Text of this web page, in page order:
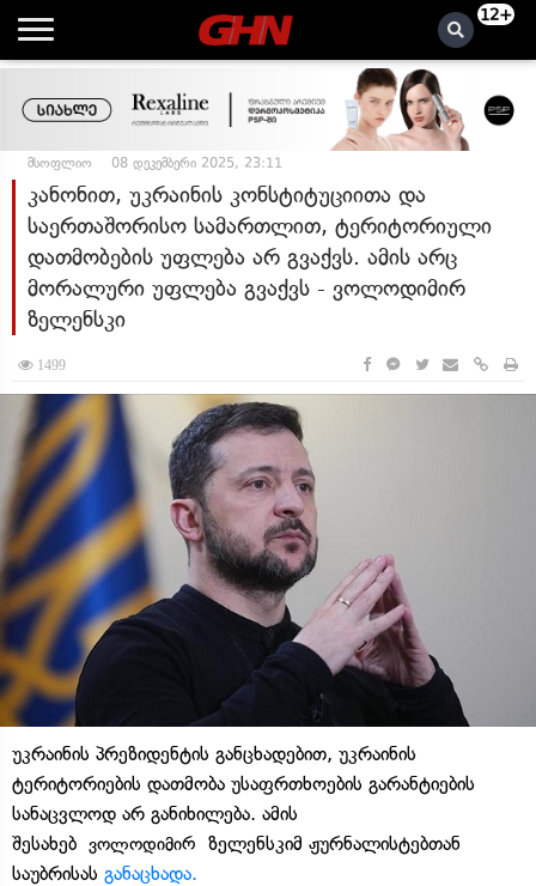
12+
მსოფლიო 08 დეკემბერი 2025, 23:11
კანონით, უკრაინის კონსტიტუციითა და
საერთაშორისო სამართლით, ტერიტორიული
დათმობების უფლება არ გვაქვს. ამის არც
მორალური უფლება გვაქვს - ვოლოდიმირ
ზელენსკი
1499
უკრაინის პრეზიდენტის განცხადებით, უკრაინის
ტერიტორიების დათმობა უსაფრთხოების გარანტიების
სანაცვლოდ არ განიხილება. ამის
შესახებ ვოლოდიმირ ზელენსკიმ ჟურნალისტებთან
საუბრისას განაცხადა.